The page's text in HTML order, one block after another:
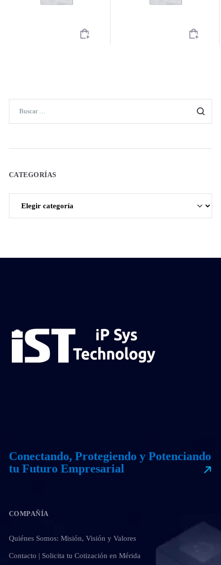
CATEGORÍAS
Conectando, Protegiendo y Potenciando
tu Futuro Empresarial
COMPAÑÍA
Quiénes Somos: Misión, Visión y Valores
Contacto | Solicita tu Cotización en Mérida